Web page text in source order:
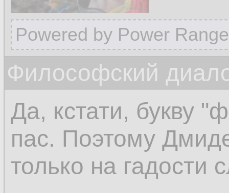
Powered by Power
Философский
Да, кстати, букву
пас. Поэтому
только на гадости